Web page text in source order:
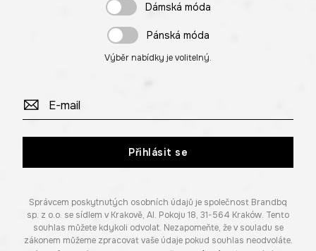
Dámská móda
Pánská móda
Výběr nabídky je volitelný.
Přihlásit se
Správcem poskytnutých osobních údajů je společnost Brandbq
sp. z o.o. se sídlem v Krakově, Al. Pokoju 18, 31-564 Kraków. Tento
souhlas můžete kdykoli odvolat. Nezapomeňte, že v souladu se
zákonem můžeme zpracovat vaše údaje pokud souhlas neodvoláte.